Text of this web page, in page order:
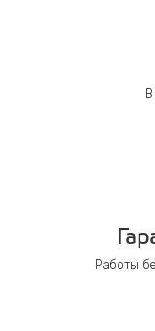
Работы